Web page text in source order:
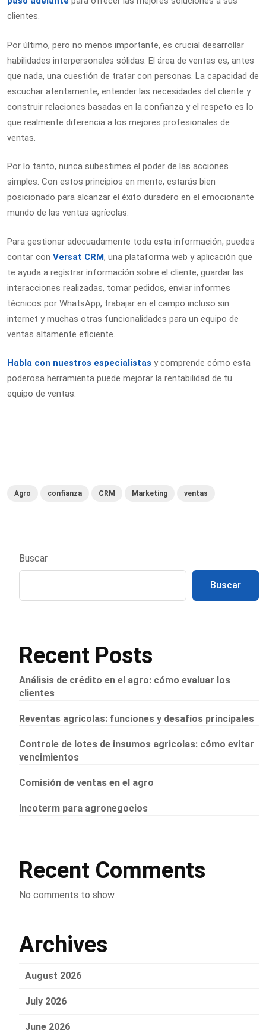
clientes.
Por último, pero no menos importante, es crucial desarrollar
habilidades interpersonales sólidas. El área de ventas es, antes
que nada, una cuestión de tratar con personas. La capacidad de
escuchar atentamente, entender las necesidades del cliente y
construir relaciones basadas en la confianza y el respeto es lo
que realmente diferencia a los mejores profesionales de
ventas.
Por lo tanto, nunca subestimes el poder de las acciones
simples. Con estos principios en mente, estarás bien
posicionado para alcanzar el éxito duradero en el emocionante
mundo de las ventas agrícolas.
Para gestionar adecuadamente toda esta información, puedes
contar con Versat CRM, una plataforma web y aplicación que
te ayuda a registrar información sobre el cliente, guardar las
interacciones realizadas, tomar pedidos, enviar informes
técnicos por WhatsApp, trabajar en el campo incluso sin
internet y muchas otras funcionalidades para un equipo de
ventas altamente eficiente.
Habla con nuestros especialistas y comprende cómo esta
poderosa herramienta puede mejorar la rentabilidad de tu
equipo de ventas.
Agro confianza CRM Marketing ventas
Buscar
Buscar
Recent Posts
Análisis de crédito en el agro: cómo evaluar los
clientes
Reventas agrícolas: funciones y desafíos principales
Controle de lotes de insumos agricolas: cómo evitar
vencimientos
Comisión de ventas en el agro
Incoterm para agronegocios
Recent Comments
No comments to show.
Archives
August 2026
July 2026
June 2026